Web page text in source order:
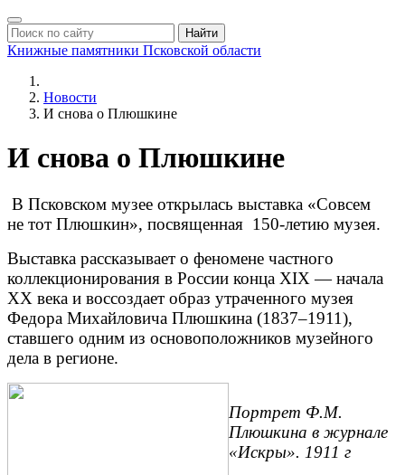
Найти
Книжные памятники Псковской области
Новости
И снова о Плюшкине
И снова о Плюшкине
В Псковском музее открылась выставка «Совсем
не тот Плюшкин», посвященная 150-летию музея.
Выставка рассказывает о феномене частного
коллекционирования в России конца XIX — начала
XX века и воссоздает образ утраченного музея
Федора Михайловича Плюшкина (1837–1911),
ставшего одним из основоположников музейного
дела в регионе.
Портрет Ф.М.
Плюшкина в журнале
«Искры». 1911 г